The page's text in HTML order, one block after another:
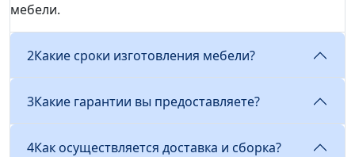
мебели.
2Какие сроки изготовления мебели?
3Какие гарантии вы предоставляете?
4Как осуществляется доставка и сборка?